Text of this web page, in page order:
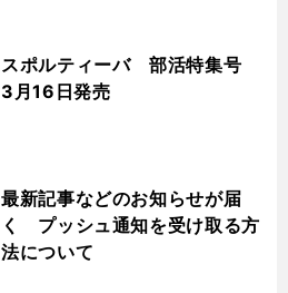
スポルティーバ 部活特集号
3月16日発売
最新記事などのお知らせが届
く プッシュ通知を受け取る方
法について